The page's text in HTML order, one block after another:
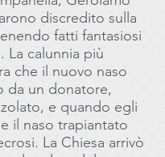
discredito sulla
fatti fantasiosi
La calunnia più
che il nuovo naso
da un donatore,
e quando egli
il naso trapiantato
La Chiesa arrivò